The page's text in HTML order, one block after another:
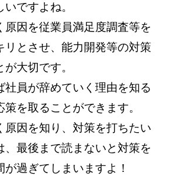
ですよね。
原因を従業員満足度調査等を
リとさせ、能力開発等の対策
大切です。
社員が辞めていく理由を知る
を取ることができます。
原因を知り、対策を打ちたい
、最後まで読まないと対策を
過ぎてしまいますよ！